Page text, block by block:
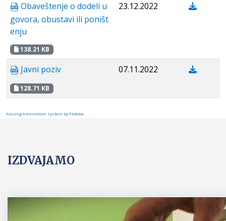
Obaveštenje o dodeli u
govora, obustavi ili poništ
enju
138.21 KB
23.12.2022
Javni poziv
128.71 KB
07.11.2022
FaLang translation system by Faboba
IZDVAJAMO